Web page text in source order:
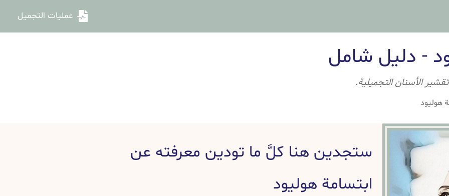
عمليات التجميل
- دليل شامل
الأسنان التجميلية.
هوليود
ستجدين هنا كلَّ ما تودين معرفته عن
ابتسامة هوليود